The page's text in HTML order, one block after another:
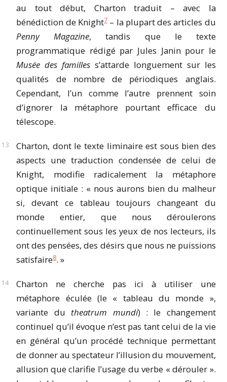
au tout début, Charton traduit – avec la
bénédiction de Knight7– la plupart des articles du
Penny Magazine, tandis que le texte
programmatique rédigé par Jules Janin pour le
Musée des familles s’attarde longuement sur les
qualités de nombre de périodiques anglais.
Cependant, l’un comme l’autre prennent soin
d’ignorer la métaphore pourtant efficace du
télescope.
Charton, dont le texte liminaire est sous bien des
aspects une traduction condensée de celui de
Knight, modifie radicalement la métaphore
optique initiale : « nous aurons bien du malheur
si, devant ce tableau toujours changeant du
monde entier, que nous déroulerons
continuellement sous les yeux de nos lecteurs, ils
ont des pensées, des désirs que nous ne puissions
satisfaire8. »
Charton ne cherche pas ici à utiliser une
métaphore éculée (le « tableau du monde »,
variante du theatrum mundi) : le changement
continuel qu’il évoque n’est pas tant celui de la vie
en général qu’un procédé technique permettant
de donner au spectateur l’illusion du mouvement,
allusion que clarifie l’usage du verbe « dérouler ».